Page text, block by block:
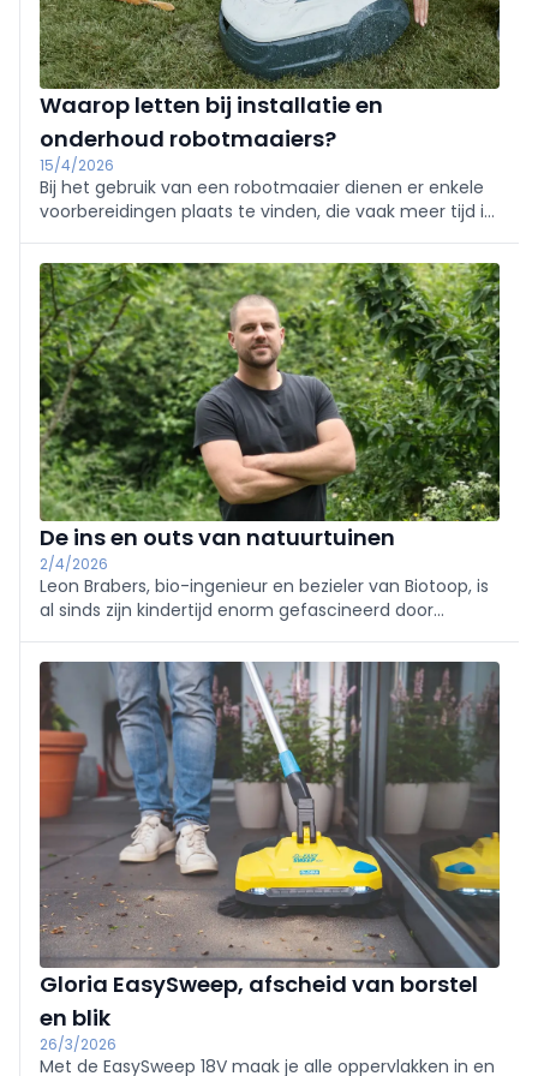
hanteren.
Waarop letten bij installatie en
onderhoud robotmaaiers?
15/4/2026
Bij het gebruik van een robotmaaier dienen er enkele
voorbereidingen plaats te vinden, die vaak meer tijd in
van het apparaat. In dit artikel geven we een overzicht
van de belangrijkste aandachtspunten
De ins en outs van natuurtuinen
2/4/2026
Leon Brabers, bio-ingenieur en bezieler van Biotoop, is
al sinds zijn kindertijd enorm gefascineerd door
ontstaan van talloze groene ruimtes waarbij de
klemtoon steevast ligt op ...
Gloria EasySweep, afscheid van borstel
en blik
26/3/2026
Met de EasySweep 18V maak je alle oppervlakken in en